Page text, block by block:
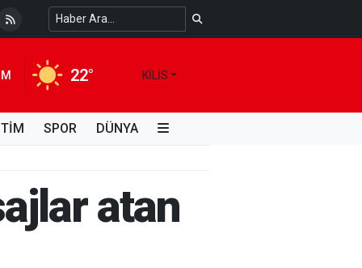
Temiz Suya Erişimde Kalıcı Bir Çözüm
22° KILIS
SPOR DÜNYA
atan